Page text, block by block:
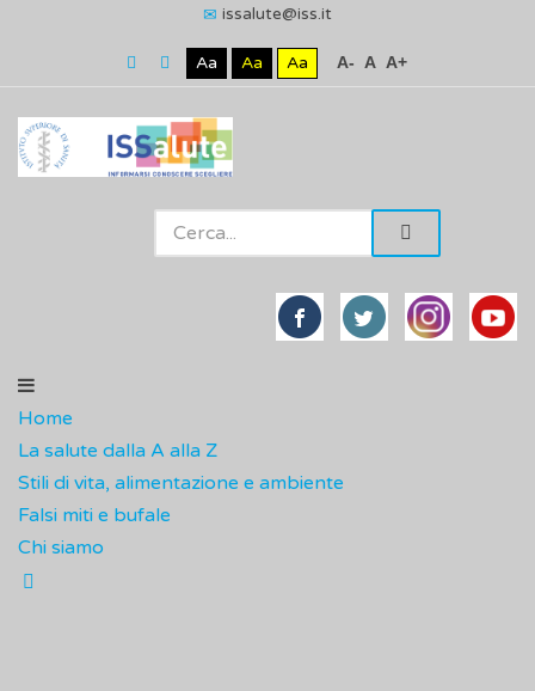
issalute@iss.it
Aa Aa Aa A- A A+
Home
La salute dalla A alla Z
Stili di vita, alimentazione e ambiente
Falsi miti e bufale
Chi siamo